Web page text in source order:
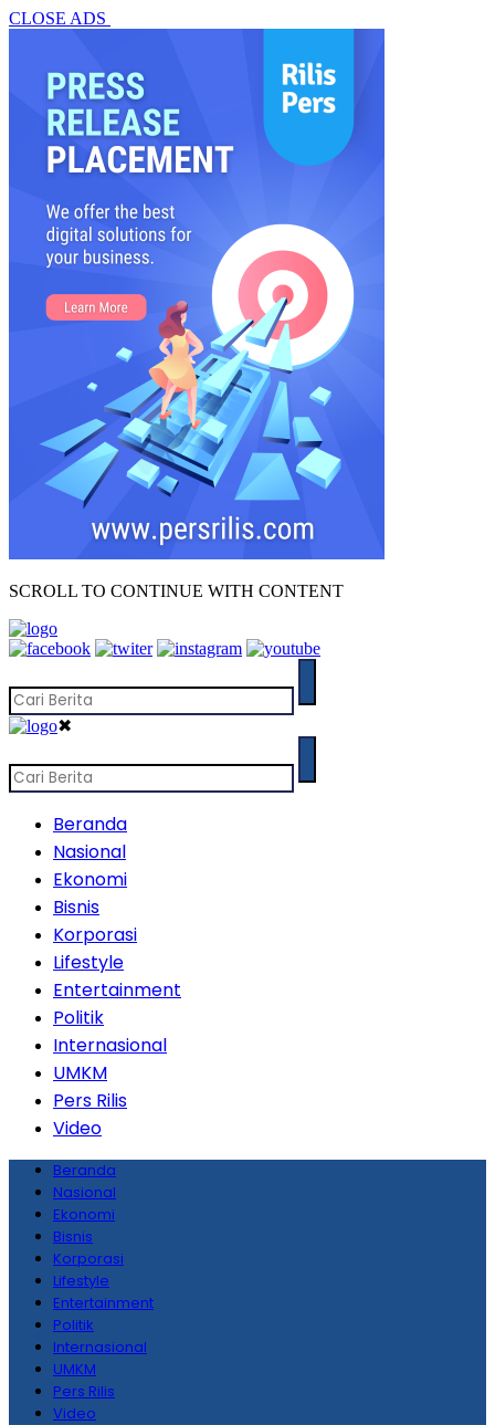
CLOSE ADS
SCROLL TO CONTINUE WITH CONTENT
✖
Beranda
Nasional
Ekonomi
Bisnis
Korporasi
Lifestyle
Entertainment
Politik
Internasional
UMKM
Pers Rilis
Video
Beranda
Nasional
Ekonomi
Bisnis
Korporasi
Lifestyle
Entertainment
Politik
Internasional
UMKM
Pers Rilis
Video